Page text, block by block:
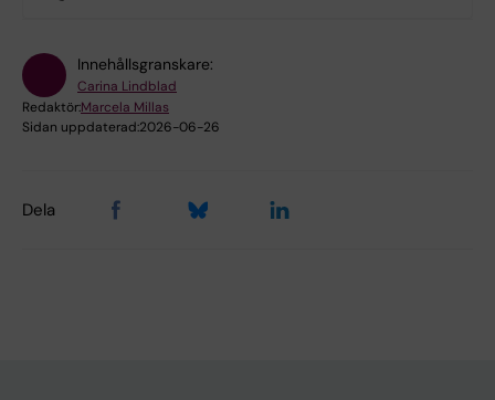
Innehållsgranskare:
Carina Lindblad
Redaktör:Marcela Millas
Sidan uppdaterad:2026-06-26
Dela